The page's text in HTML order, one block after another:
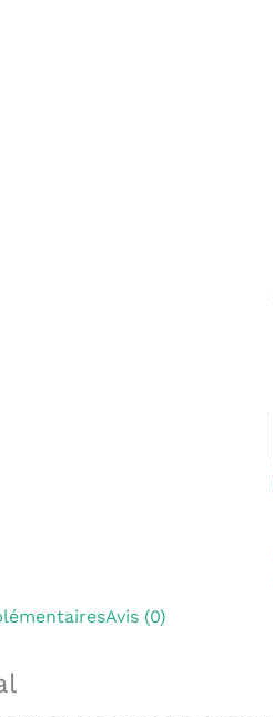
Avis (0)